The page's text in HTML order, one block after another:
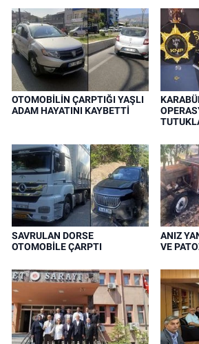
OTOMOBİLİN ÇARPTIĞI YAŞLI
ADAM HAYATINI KAYBETTİ
SAVRULAN DORSE
OTOMOBİLE ÇARPTI
ANIZ
VE